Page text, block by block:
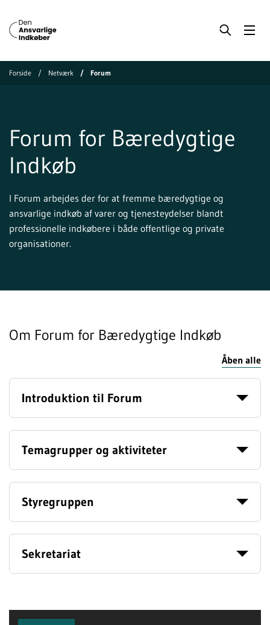
Forside Netværk Forum
Forum for Bæredygtige
Indkøb
I Forum arbejdes der for at fremme bæredygtige og
ansvarlige indkøb af varer og tjenesteydelser blandt
professionelle indkøbere i både offentlige og private
organisationer.
Om Forum for Bæredygtige Indkøb
Åben alle
Introduktion til Forum
Temagrupper og aktiviteter
Styregruppen
Sekretariat